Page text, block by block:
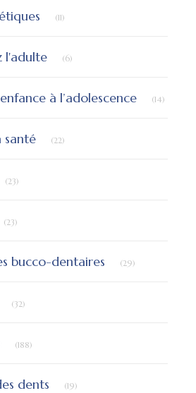
(11)
l'adulte (6)
à l’adolescence (14)
santé (22)
(23)
(23)
bucco-dentaires (29)
(32)
(188)
dents (19)